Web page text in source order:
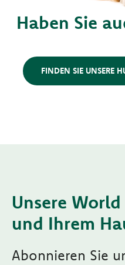
Haben Sie
FINDEN SIE UNSERE
Unsere
und Ihrem
Abonnieren Sie